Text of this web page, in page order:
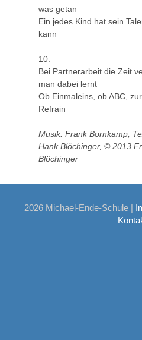
was getan
Ein jedes Kind hat sein
kann
10.
Bei Partnerarbeit die Zeit
man dabei lernt
Ob Einmaleins, ob ABC,
Refrain
Musik: Frank Bornkamp,
Hank Blöchinger, © 2013
Blöchinger
2026 Michael-Ende-Schule |